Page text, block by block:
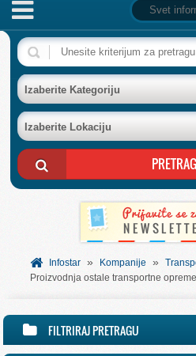
NASLOVNA
BAZA FIRMI
POSLOVNI OGLASI
AKCIJE I KATALOZI
BESPLATNI VAUČERI
SVET INFORMACIJA
Izaberite Kategoriju
Izaberite Lokaciju
Infostar » Kompanije »
Proizvodnja ostale transportne opreme
FILTRIRAJ PRETRAGU